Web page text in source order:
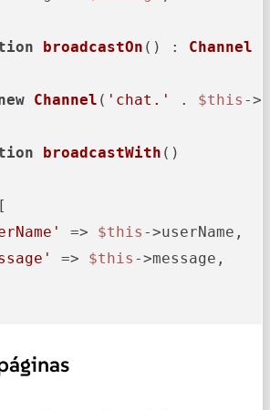
broadcastOn ( ) : Channel
Channel ( 'chat.' . $this -
broadcastWith ( )
=> $this ->userName,
=> $this ->message,